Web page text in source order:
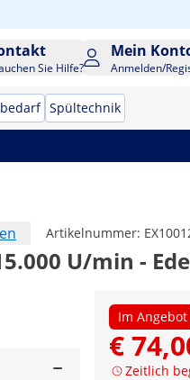
Sie Hilfe?
Mein
Anmelden/
Spültechnik
Artikelnummer:
U/min -
Im Angebot
€
Zeitlich